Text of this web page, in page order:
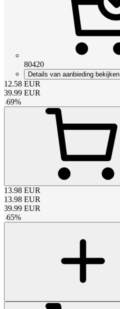
80420
Details van aanbieding bekijken
12.58 EUR
39.99 EUR
-69%
13.98 EUR
13.98 EUR
39.99 EUR
-65%